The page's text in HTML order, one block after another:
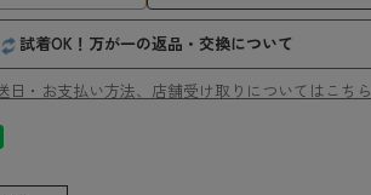
試着OK！万が一の返品・交換について
・お支払い方法、店舗受け取りについてはこちら